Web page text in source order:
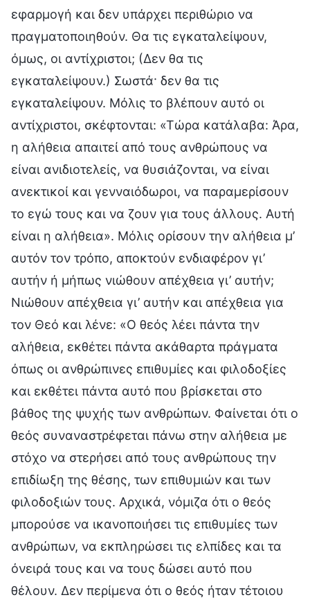
εφαρμογή και δεν υπάρχει περιθώριο να
πραγματοποιηθούν. Θα τις εγκαταλείψουν,
όμως, οι αντίχριστοι; (Δεν θα τις
εγκαταλείψουν.) Σωστά· δεν θα τις
εγκαταλείψουν. Μόλις το βλέπουν αυτό οι
αντίχριστοι, σκέφτονται: «Τώρα κατάλαβα: Άρα,
η αλήθεια απαιτεί από τους ανθρώπους να
είναι ανιδιοτελείς, να θυσιάζονται, να είναι
ανεκτικοί και γενναιόδωροι, να παραμερίσουν
το εγώ τους και να ζουν για τους άλλους. Αυτή
είναι η αλήθεια». Μόλις ορίσουν την αλήθεια μ’
αυτόν τον τρόπο, αποκτούν ενδιαφέρον γι’
αυτήν ή μήπως νιώθουν απέχθεια γι’ αυτήν;
Νιώθουν απέχθεια γι’ αυτήν και απέχθεια για
τον Θεό και λένε: «Ο θεός λέει πάντα την
αλήθεια, εκθέτει πάντα ακάθαρτα πράγματα
όπως οι ανθρώπινες επιθυμίες και φιλοδοξίες
και εκθέτει πάντα αυτό που βρίσκεται στο
βάθος της ψυχής των ανθρώπων. Φαίνεται ότι ο
θεός συναναστρέφεται πάνω στην αλήθεια με
στόχο να στερήσει από τους ανθρώπους την
επιδίωξη της θέσης, των επιθυμιών και των
φιλοδοξιών τους. Αρχικά, νόμιζα ότι ο θεός
μπορούσε να ικανοποιήσει τις επιθυμίες των
ανθρώπων, να εκπληρώσει τις ελπίδες και τα
όνειρά τους και να τους δώσει αυτό που
θέλουν. Δεν περίμενα ότι ο θεός ήταν τέτοιου